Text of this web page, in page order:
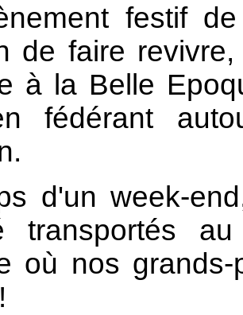
festif
de faire
à la Belle
fédérant
d'un week-
transportés
où nos